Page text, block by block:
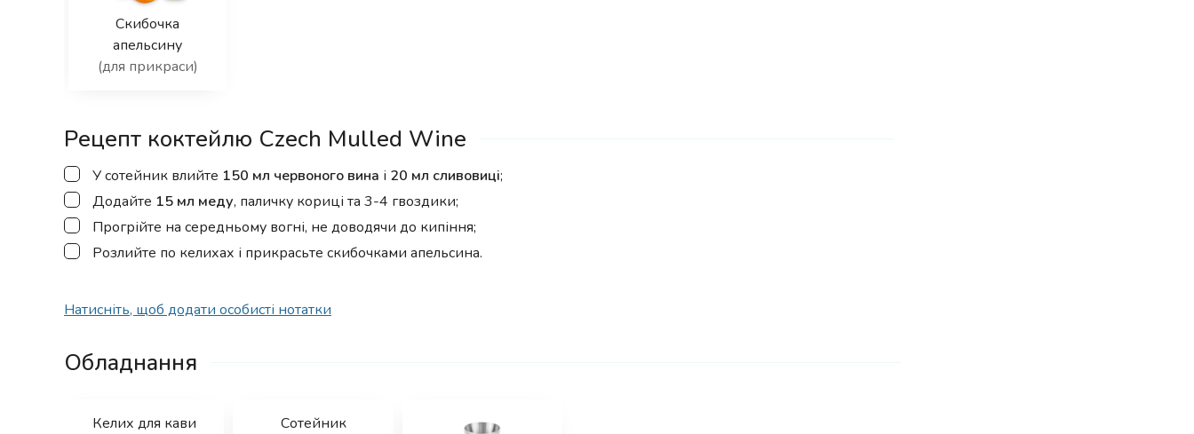
Скибочка
апельсину
(для прикраси)
Рецепт коктейлю Czech Mulled Wine
▢
У сотейник влийте 150 мл червоного вина і 20 мл сливовиці;
▢
Додайте 15 мл меду, паличку кориці та 3-4 гвоздики;
▢
Прогрійте на середньому вогні, не доводячи до кипіння;
▢
Розлийте по келихах і прикрасьте скибочками апельсина.
Натисніть, щоб додати особисті нотатки
Обладнання
Келих для кави Сотейник